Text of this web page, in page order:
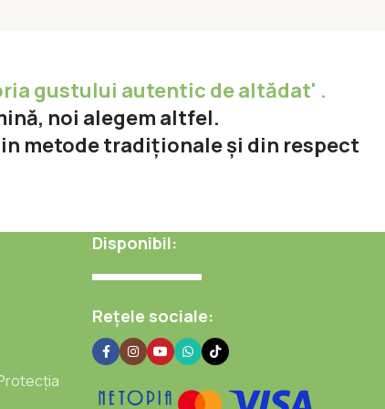
gustului autentic de altădat' .
noi alegem altfel.
metode tradiționale și din respect
Disponibil:
Rețele sociale: